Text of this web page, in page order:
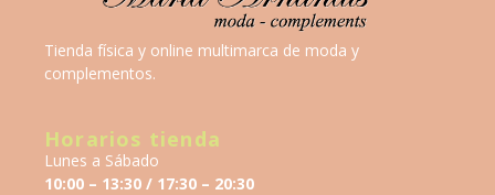
Tienda física y online multimarca de moda y
complementos.
Horarios tienda
Lunes a Sábado
10:00 – 13:30 / 17:30 – 20:30